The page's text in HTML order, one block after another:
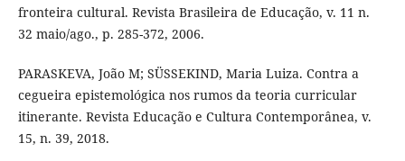
fronteira cultural. Revista Brasileira de Educação, v. 11 n.
32 maio/ago., p. 285-372, 2006.
PARASKEVA, João M; SÜSSEKIND, Maria Luiza. Contra a
cegueira epistemológica nos rumos da teoria curricular
itinerante. Revista Educação e Cultura Contemporânea, v.
15, n. 39, 2018.